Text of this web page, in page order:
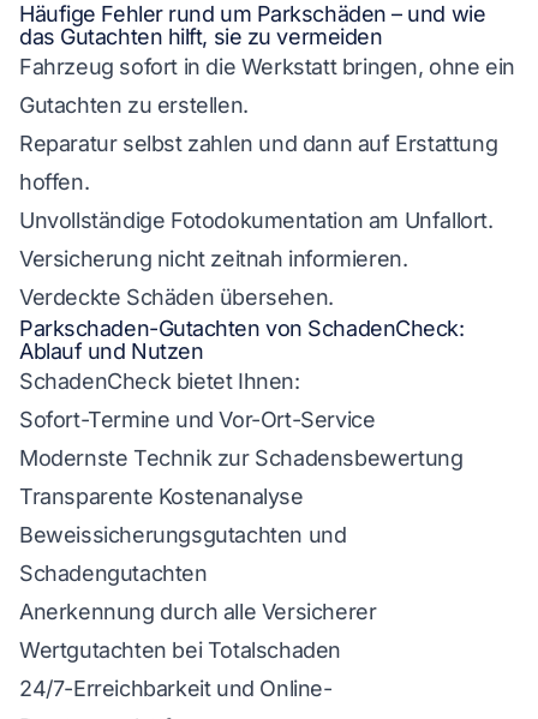
Häufige Fehler rund um Parkschäden – und wie
das Gutachten hilft, sie zu vermeiden
Fahrzeug sofort in die Werkstatt bringen, ohne ein
Gutachten zu erstellen.
Reparatur selbst zahlen und dann auf Erstattung
hoffen.
Unvollständige Fotodokumentation am Unfallort.
Versicherung nicht zeitnah informieren.
Verdeckte Schäden übersehen.
Parkschaden-Gutachten von SchadenCheck:
Ablauf und Nutzen
SchadenCheck bietet Ihnen:
Sofort-Termine und Vor-Ort-Service
Modernste Technik zur Schadensbewertung
Transparente Kostenanalyse
Beweissicherungsgutachten und
Schadengutachten
Anerkennung durch alle Versicherer
Wertgutachten bei Totalschaden
24/7-Erreichbarkeit und Online-